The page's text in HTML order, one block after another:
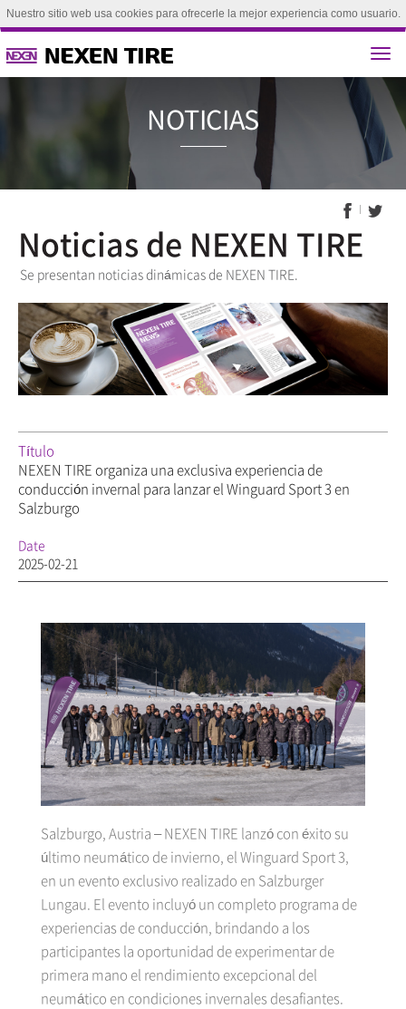
Nuestro sitio web usa cookies para ofrecerle la mejor experiencia como usuario.
Noticias de NEXEN TIRE
Se presentan noticias dinámicas de NEXEN TIRE.
Título
NEXEN TIRE organiza una exclusiva experiencia de
conducción invernal para lanzar el Winguard Sport 3 en
Salzburgo
Date
2025-02-21
Salzburgo, Austria – NEXEN TIRE lanzó con éxito su
último neumático de invierno, el Winguard Sport 3,
en un evento exclusivo realizado en Salzburger
Lungau. El evento incluyó un completo programa de
experiencias de conducción, brindando a los
participantes la oportunidad de experimentar de
primera mano el rendimiento excepcional del
neumático en condiciones invernales desafiantes.